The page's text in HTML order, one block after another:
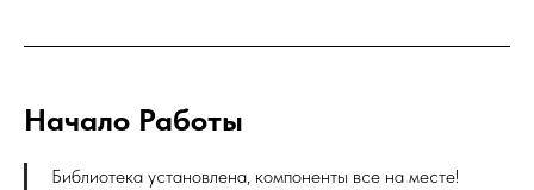
Начало Работы
Библиотека установлена, компоненты все на месте!